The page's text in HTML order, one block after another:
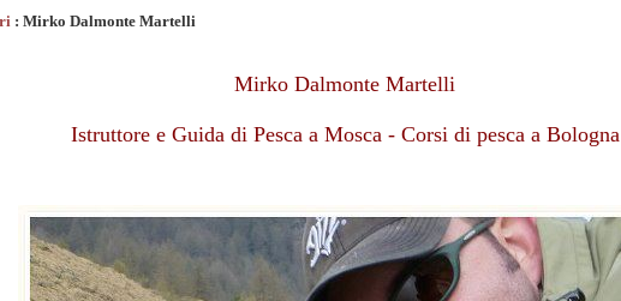
: Mirko Dalmonte Martelli
Mirko Dalmonte Martelli
Istruttore e Guida di Pesca a Mosca - Corsi di pesca a Bologna